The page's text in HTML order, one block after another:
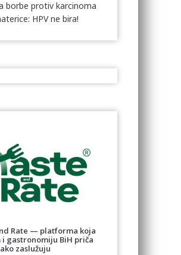
borbe protiv karcinoma
HPV ne bira!
Rate — platforma koja
gastronomiju BiH priča
zaslužuju